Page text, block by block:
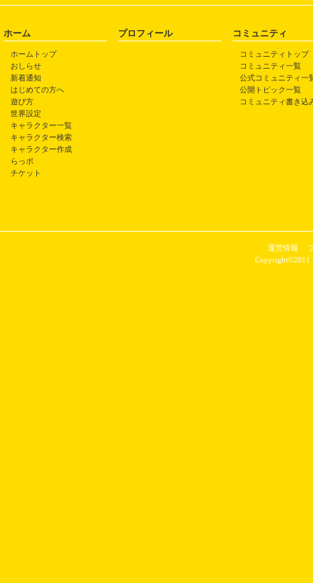
ホーム
ホームトップ
おしらせ
新着通知
はじめての方へ
遊び方
世界設定
キャラクター一覧
キャラクター検索
キャラクター作成
らっポ
チケット
プロフィール コミュニティ
コミュニティトップ
コミュニティ一覧
公式コミュニティ一
公開トピック一覧
コミュニティ書き込
運営情報
Copyright©2011